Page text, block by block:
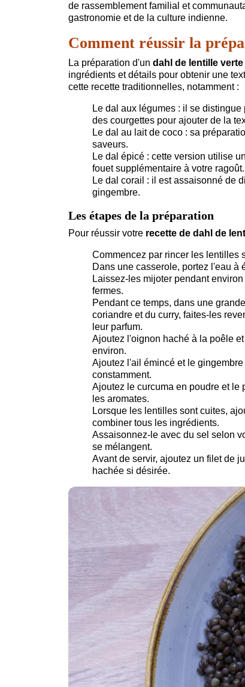
de rassemblement familial et
gastronomie et de la culture indienne.
Comment réussir la
La préparation d'un dahl de lentille verte
ingrédients et détails pour obtenir une
cette recette traditionnelles, notamment :
Le dal aux légumes : il se
des courgettes pour ajouter de la
Le dal au lait de coco : sa
saveurs.
Le dal épicé : cette version utilise
fouet supplémentaire à votre ragoût.
Le dal corail : il est assaisonné de
gingembre.
Les étapes de la préparation
Pour réussir votre recette de dahl de
Commencez par rincer les lentilles
Dans une casserole, portez l'eau à
Laissez-les mijoter pendant
fermes.
Pendant ce temps, dans une
coriandre et du curry, faites-les
leur parfum.
Ajoutez l'oignon haché à la poêle
environ.
Ajoutez l'ail émincé et le
constamment.
Ajoutez le curcuma en poudre et le
les aromates.
Lorsque les lentilles sont cuites,
combiner tous les ingrédients.
Assaisonnez-le avec du sel selon
se mélangent.
Avant de servir, ajoutez un filet de
hachée si désirée.